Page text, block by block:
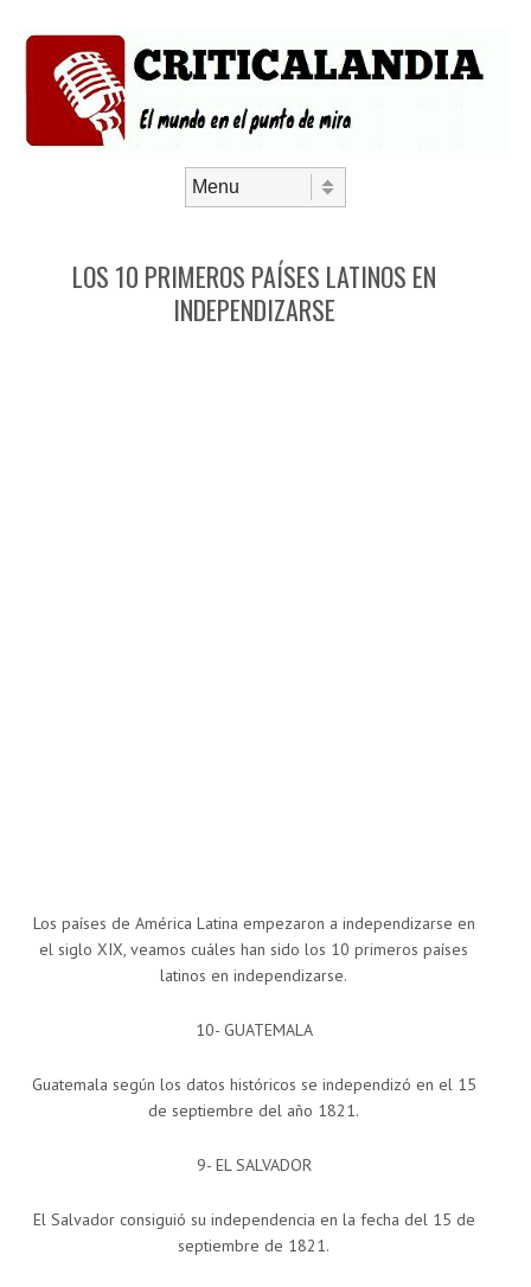
LOS 10 PRIMEROS PAÍSES LATINOS EN
INDEPENDIZARSE
Los países de América Latina empezaron a independizarse en
el siglo XIX, veamos cuáles han sido los 10 primeros países
latinos en independizarse.
10- GUATEMALA
Guatemala según los datos históricos se independizó en el 15
de septiembre del año 1821.
9- EL SALVADOR
El Salvador consiguió su independencia en la fecha del 15 de
septiembre de 1821.